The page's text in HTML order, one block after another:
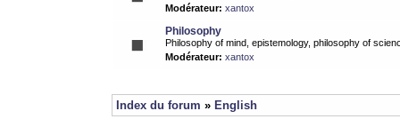
Modérateur: xantox
Philosophy
Philosophy of mind, epistemology, philosophy of
Modérateur: xantox
Index du forum » English